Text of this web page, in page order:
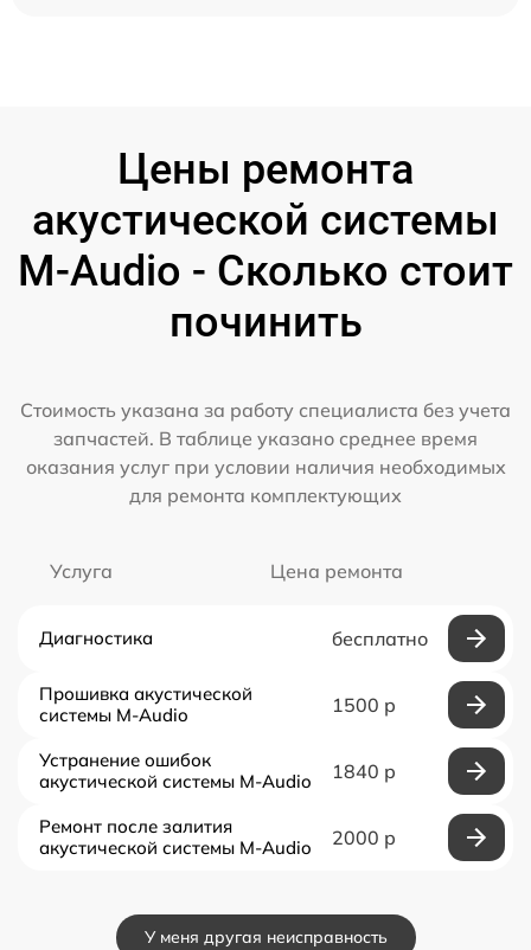
Цены ремонта
акустической системы
M-Audio - Сколько стоит
починить
Стоимость указана за работу специалиста без учета
запчастей. В таблице указано среднее время
оказания услуг при условии наличия необходимых
для ремонта комплектующих
Услуга Цена ремонта
Диагностика бесплатно
Прошивка акустической
системы M-Audio
1500 р
Устранение ошибок
акустической системы M-Audio
1840 р
Ремонт после залития
акустической системы M-Audio
2000 р
У меня другая неисправность